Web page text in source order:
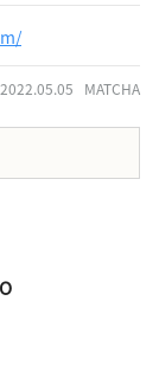
2022.05.05 MATCHA